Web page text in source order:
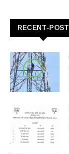
RECENT-POST